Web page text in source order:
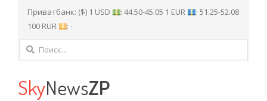
Приватбанк: ($) 1 USD : 44.50-45.05 1 EUR
: 51.25-52.08
100 RUR
: -
Найти:
SkyNewsZP